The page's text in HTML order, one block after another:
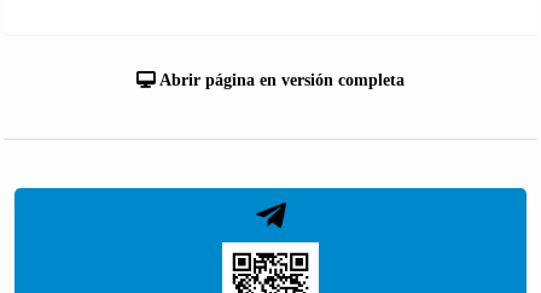
Abrir página en versión completa